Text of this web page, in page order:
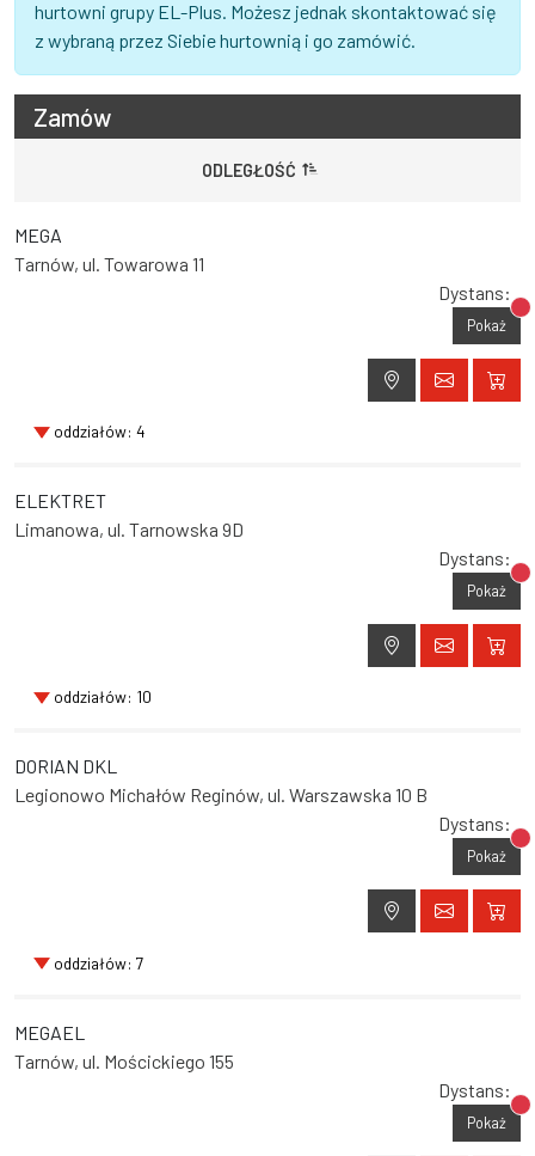
hurtowni grupy EL-Plus. Możesz jednak skontaktować się
z wybraną przez Siebie hurtownią i go zamówić.
Zamów
ODLEGŁOŚĆ
MEGA
Tarnów, ul. Towarowa 11
Dystans:
Pokaż
oddziałów: 4
ELEKTRET
Limanowa, ul. Tarnowska 9D
Dystans:
Pokaż
oddziałów: 10
DORIAN DKL
Legionowo Michałów Reginów, ul. Warszawska 10 B
Dystans:
Pokaż
oddziałów: 7
MEGAEL
Tarnów, ul. Mościckiego 155
Dystans:
Pokaż